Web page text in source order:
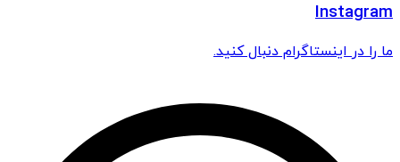
Instagram
ما را در اینستاگرام دنبال کنید.